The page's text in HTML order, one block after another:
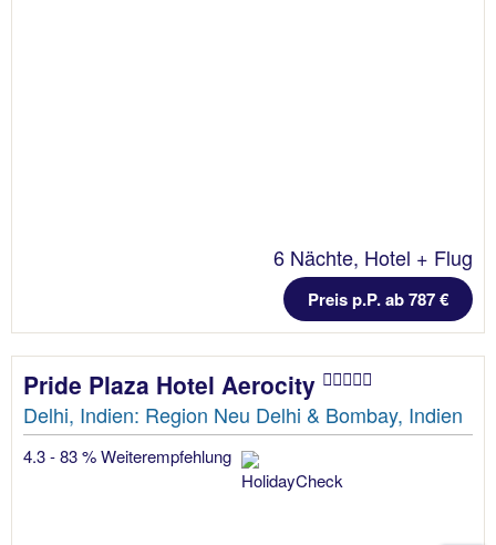
6 Nächte, Hotel + Flug
Preis p.P. ab 787 €
Pride Plaza Hotel Aerocity
Delhi, Indien: Region Neu Delhi & Bombay, Indien
4.3 - 83 % Weiterempfehlung